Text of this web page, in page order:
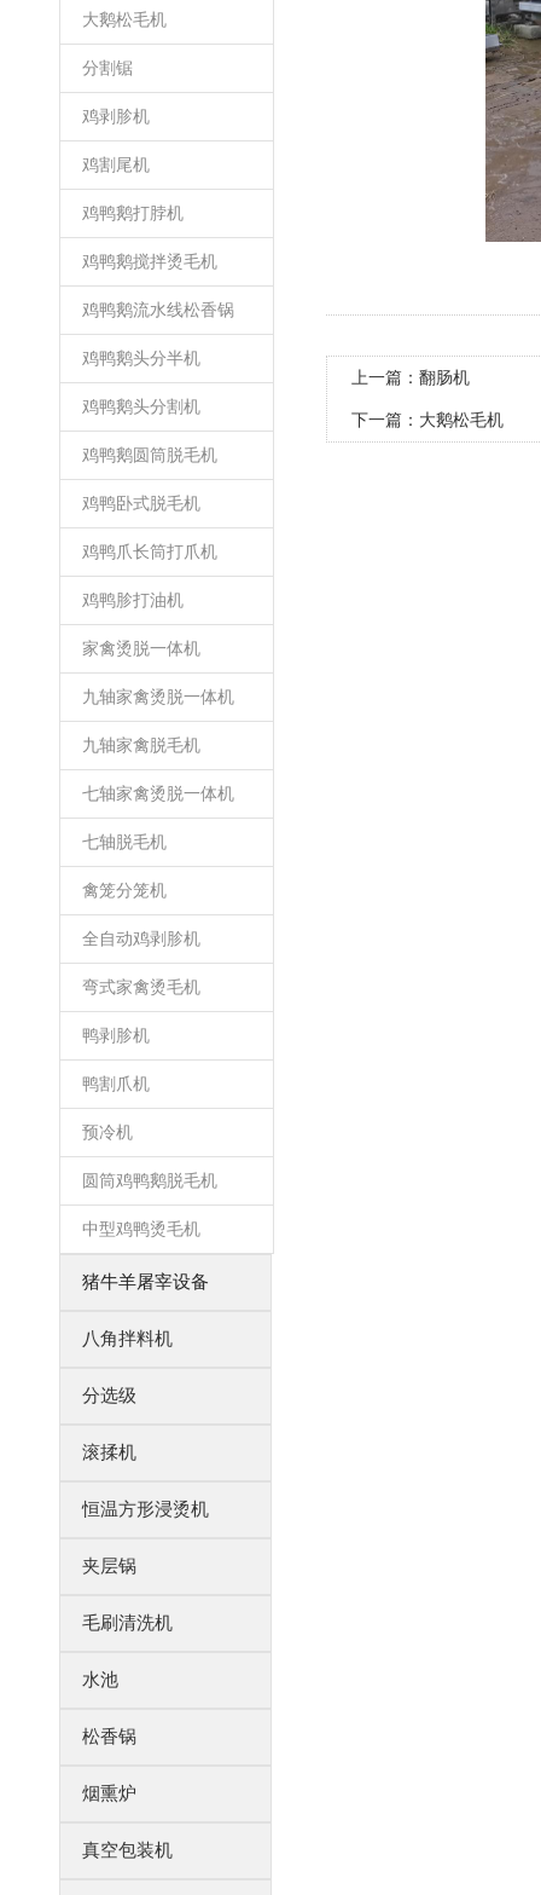
大鹅松毛机
分割锯
鸡剥胗机
鸡割尾机
鸡鸭鹅打脖机
鸡鸭鹅搅拌烫毛机
鸡鸭鹅流水线松香锅
鸡鸭鹅头分半机
鸡鸭鹅头分割机
鸡鸭鹅圆筒脱毛机
鸡鸭卧式脱毛机
鸡鸭爪长筒打爪机
鸡鸭胗打油机
家禽烫脱一体机
九轴家禽烫脱一体机
九轴家禽脱毛机
七轴家禽烫脱一体机
七轴脱毛机
禽笼分笼机
全自动鸡剥胗机
弯式家禽烫毛机
鸭剥胗机
鸭割爪机
预冷机
圆筒鸡鸭鹅脱毛机
中型鸡鸭烫毛机
猪牛羊屠宰设备
八角拌料机
分选级
滚揉机
恒温方形浸烫机
夹层锅
毛刷清洗机
水池
松香锅
烟熏炉
真空包装机
上一篇： 翻肠机
下一篇： 大鹅松毛机